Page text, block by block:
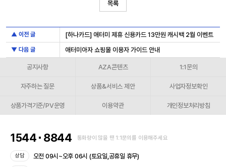
목록
▲ 이전 글 [하나카드] 애터미 제휴 신용카드 13만원 캐시백 2월 이벤트
▼ 다음 글 애터미아자 쇼핑몰 이용자 가이드 안내
공지사항 AZA콘텐츠 1:1문의
자주하는 질문 상품&서비스 제안 사업자정보확인
상품가격기준/PV운영 이용약관 개인정보처리방침
1544 8844 통화량이 많을 땐 1:1문의를 이용해주세요
상담 오전 09시~오후 06시 (토요일,공휴일 휴무)